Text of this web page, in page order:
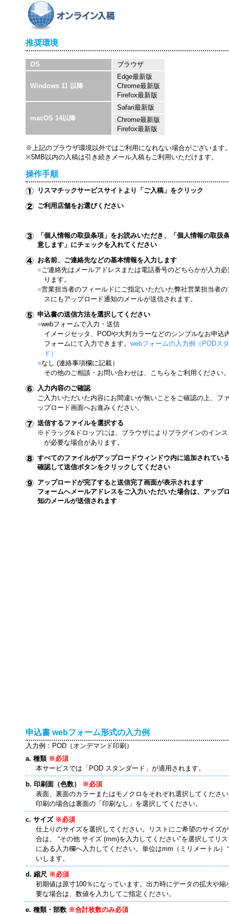
推奨環境
OS ブラウザ
Windows 11 以降
Edge最新版
Chrome最新版
Firefox最新版
macOS 14以降
Safari最新版
Chrome最新版
Firefox最新版
※上記のブラウザ環境以外ではご利用になれない場合がございます
※5MB以内の入稿は引き続きメール入稿もご利用いただけます。
操作手順
リスマチックサービスサイトより「ご入稿」をクリック
ご利用店舗をお選びください
「個人情報の取扱条項」をお読みいただき、「個人情報の取扱
意します」にチェックを入れてください
お名前、ご連絡先などの基本情報を入力します
■ ご連絡先はメールアドレスまたは電話番号のどちらかが入力
ります。
■営業担当者のフィールドにご指定いただいた弊社営業担当者の
スにもアップロード通知のメールが送信されます。
申込書の送信方法を選択してください
■webフォームで入力・送信
イメージセッタ、PODや大判カラーなどのシンプルなお申込
フォームにて入力できます。 webフォームの入力例（PODス
ド）
■なし (連絡事項欄に記載）
その他のご相談・お問い合わせは、こちらをご利用ください
入力内容のご確認
ご入力いただいた内容にお間違いが無いことをご確認の上、フ
ップロード画面へお進みください。
送信するファイルを選択する
※ドラッグ&ドロップには、ブラウザによりプラグインのイン
が必要な場合があります。
すべてのファイルがアップロードウィンドウ内に追加されてい
確認して送信ボタンをクリックしてください
アップロードが完了すると送信完了画面が表示されます
フォームへメールアドレスをご入力いただいた場合は、アップ
知のメールが送信されます
申込書 webフォーム形式の入力例
入力例：POD（オンデマンド印刷）
種類 ※必須
本サービスでは「POD スタンダード」が適用されます。
印刷面（色数）
※必須
表面、裏面のカラーまたはモノクロをそれぞれ選択してくださ
印刷の場合は裏面の「印刷なし」を選択してください。
サイズ ※必須
仕上りのサイズを選択してください。リストにご希望のサイズ
合は、 “その他 サイズ (mm)を入力してください″を選択してリ
にある入力欄へ入力してください。単位はmm（ミリメートル）
いします。
縮尺 ※必須
初期値は原寸100％になっています。出力時にデータの拡大や縮
要な場合は、数値を入力してご指定ください。
種類・部数 ※合計枚数のみ必須